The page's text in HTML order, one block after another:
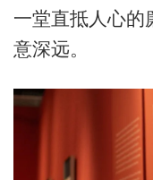
一堂直抵人心的
意深远。